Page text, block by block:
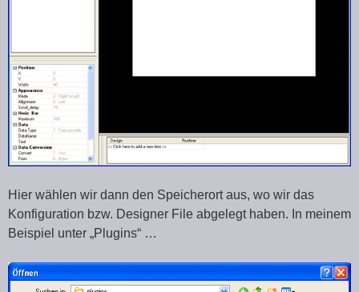
Hier wählen wir dann den Speicherort aus, wo wir das
Konfiguration bzw. Designer File abgelegt haben. In meinem
Beispiel unter „Plugins“ …